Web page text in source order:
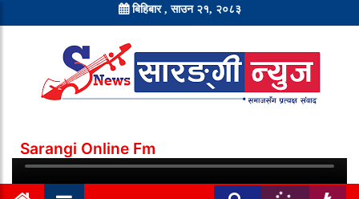
बिहिबार , साउन २१, २०८३
Sarangi Online Fm